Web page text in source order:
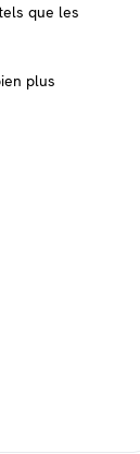
que les
plus